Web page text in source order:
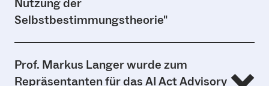
Nutzung der
Selbstbestimmungstheorie"
Dr. Marie Ohlms wurde von der DFG eine Förderung für
das Projekt „Spielerisch zum Traumjob: Entwicklung einer
Prof. Markus Langer wurde zum
Repräsentanten für das AI Act Advisory